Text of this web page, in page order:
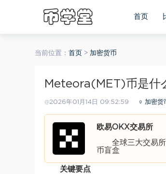
首页
当前位置： 首页 > 加密货币
Meteora(MET)币是什
2026年01月14日 09:52:59 加密货
欧易OKX交易所
全球三大交易
币盲盒
关键要点